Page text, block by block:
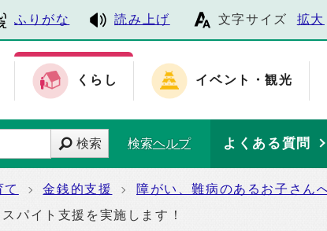
ふりがな 読み上げ 文字サイズ 拡大
くらし イベント・観光
検索 検索ヘルプ よくある質問
て 金銭的支援
障がい、難病のあるお子さん
パイト支援を実施します！